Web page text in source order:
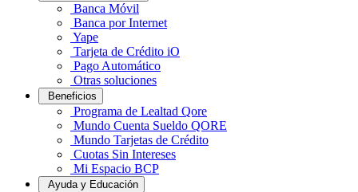
Banca Móvil
Banca por Internet
Yape
Tarjeta de Crédito iO
Pago Automático
Otras soluciones
Beneficios
Programa de Lealtad Qore
Mundo Cuenta Sueldo QORE
Mundo Tarjetas de Crédito
Cuotas Sin Intereses
Mi Espacio BCP
Ayuda y Educación